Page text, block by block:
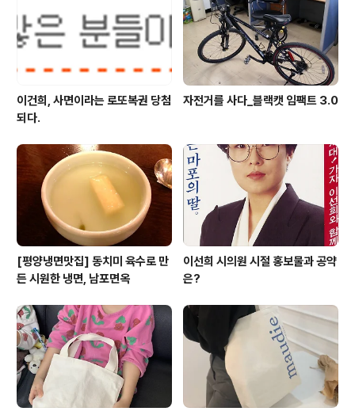
이건희, 사면이라는 로또복권 당첨
되다.
자전거를 사다_블랙캣 임팩트 3.0
[평양냉면맛집] 동치미 육수로 만
든 시원한 냉면, 남포면옥
이선희 시의원 시절 홍보물과 공약
은?